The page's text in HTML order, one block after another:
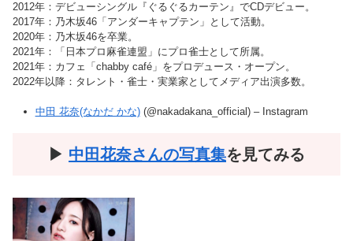
2012年：デビューシングル『ぐるぐるカーテン』でCDデビュー。
2017年：乃木坂46「アンダーキャプテン」として活動。
2020年：乃木坂46を卒業。
2021年：「日本プロ麻雀連盟」にプロ雀士として所属。
2021年：カフェ「chabby café」をプロデュース・オープン。
2022年以降：タレント・雀士・実業家としてメディア出演多数。
中田 花奈(なかだ かな)(@nakadakana_official) – Instagram
▶︎ 中田花奈さんの写真集を見てみる